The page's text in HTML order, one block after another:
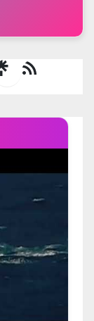
Τροφοδοσία